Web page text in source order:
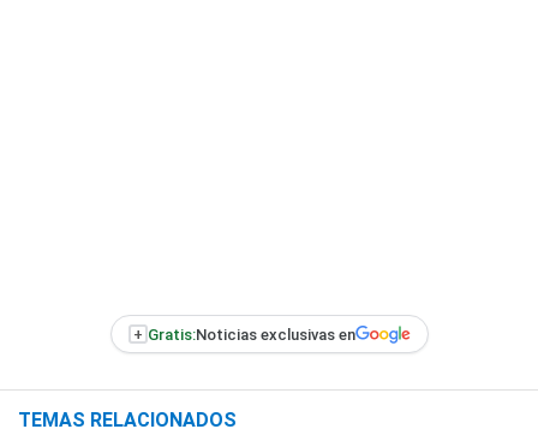
+ Gratis:Noticias exclusivas en
TEMAS RELACIONADOS